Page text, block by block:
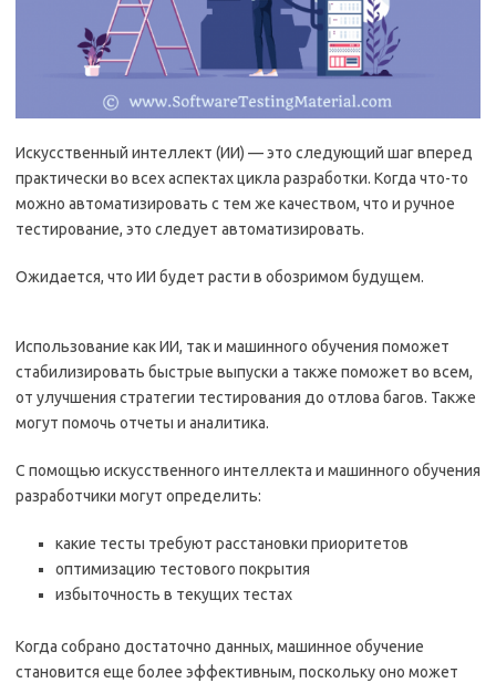
Искусственный интеллект (ИИ) — это следующий шаг вперед
практически во всех аспектах цикла разработки. Когда что-то
можно автоматизировать с тем же качеством, что и ручное
тестирование, это следует автоматизировать.
Ожидается, что ИИ будет расти в обозримом будущем.
Использование как ИИ, так и машинного обучения поможет
стабилизировать быстрые выпуски а также поможет во всем,
от улучшения стратегии тестирования до отлова багов. Также
могут помочь отчеты и аналитика.
С помощью искусственного интеллекта и машинного обучения
разработчики могут определить:
какие тесты требуют расстановки приоритетов
оптимизацию тестового покрытия
избыточность в текущих тестах
Когда собрано достаточно данных, машинное обучение
становится еще более эффективным, поскольку оно может